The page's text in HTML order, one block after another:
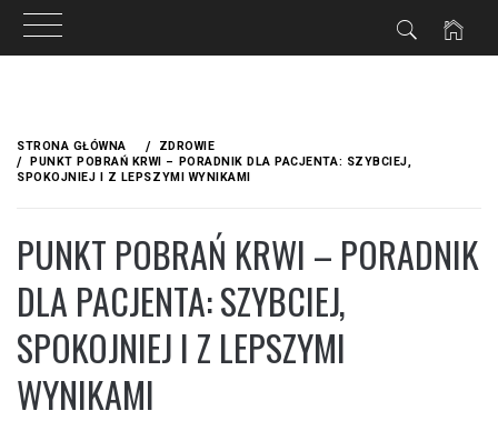
treściSTRONA GŁÓWNA
ZDROWIE
PUNKT POBRAŃ KRWI – PORADNIK DLA PACJENTA: SZYBCIEJ,
SPOKOJNIEJ I Z LEPSZYMI WYNIKAMI
PUNKT POBRAŃ KRWI – PORADNIK
DLA PACJENTA: SZYBCIEJ,
SPOKOJNIEJ I Z LEPSZYMI
WYNIKAMI